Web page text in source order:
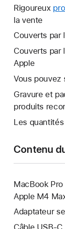
Rigoureux
la vente
Couverts par
Couverts par
Apple
Vous pouvez
Gravure et
produits
Les
Contenu
MacBook
Apple M4
Adaptateur